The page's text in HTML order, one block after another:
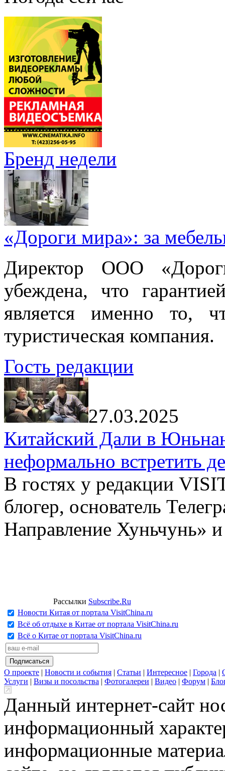
Бренд недели
«Дороги мира»: за
Директор ООО
убеждена, что
является именно то,
туристическая компания.
Гость редакции
27.03.2025
Китайский Дали в
неформально встретить
В гостях у редакции
блогер, основатель
Направление Хуньчунь»
Рассылки Subscribe.Ru
Новости Китая от портала VisitChina.ru
Всё об отдыхе в Китае от портала VisitChina.ru
Всё о Китае от портала VisitChina.ru
О проекте | Новости и события | Статьи | Интересное | Города |
Услуги | Визы и посольства | Фотогалереи | Видео | Форум |
Данный интернет-сайт
информационный
информационные